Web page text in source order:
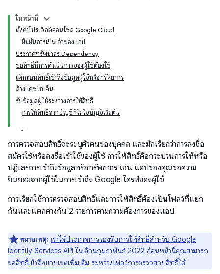
ในหน้านี้
ตั้งค่าโปรเจ็กต์คอนโซล Google Cloud
ยืนยันการเป็นเจ้าของแอป
ประกาศทรัพยากร Dependency
ขอสิทธิ์ที่การดำเนินการของผู้ใช้ต้องใช้
เพิกถอนสิทธิ์เข้าถึงข้อมูลผู้ใช้หรือทรัพยากร
ล้างแคชโทเค็น
รับข้อมูลผู้ใช้ระหว่างการให้สิทธิ์
การให้สิทธิ์จากบัญชีที่ไม่ใช่บัญชีเริ่มต้น
การตรวจสอบสิทธิ์จะระบุตัวตนของบุคคล และมักเรียกว่าการลงชื่อ
สมัครใช้หรือลงชื่อเข้าใช้ของผู้ใช้ การให้สิทธิ์คือกระบวนการให้หรือ
ปฏิเสธการเข้าถึงข้อมูลหรือทรัพยากร เช่น แอปของคุณขอความ
ยินยอมจากผู้ใช้ในการเข้าถึง Google ไดรฟ์ของผู้ใช้
การเรียกใช้การตรวจสอบสิทธิ์และการให้สิทธิ์ต้องเป็นโฟลว์ที่แยก
กันและแตกต่างกัน 2 รายการตามความต้องการของแอป
หมายเหตุ: เราได้ประกาศการรองรับการให้สิทธิ์สำหรับ Google
Identity Services API ในเดือนกุมภาพันธ์ 2022 ก่อนหน้านี้คุณสามารถ
ขอสิทธิ์เข้าถึงขอบเขตเพิ่มเติม ระหว่างโฟลว์การตรวจสอบสิทธิ์ได้